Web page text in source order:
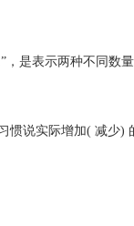
，是表示两种不同数
惯说实际增加( 减少